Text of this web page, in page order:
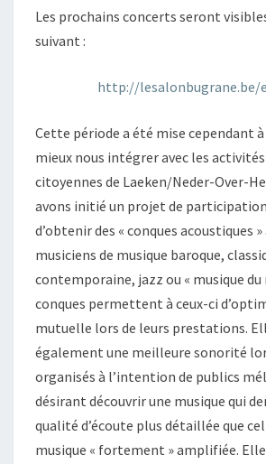
Les prochains concerts seront
suivant :
http://lesalonbugrane.be/
Cette période a été mise cependant
mieux nous intégrer avec les
citoyennes de Laeken/Neder-Over-
avons initié un projet de
d’obtenir des « conques acoustiques
musiciens de musique baroque,
contemporaine, jazz ou « musique du
conques permettent à ceux-ci
mutuelle lors de leurs prestations.
également une meilleure sonorité
organisés à l’intention de publics
désirant découvrir une musique qui
qualité d’écoute plus détaillée que
musique « fortement » amplifiée.